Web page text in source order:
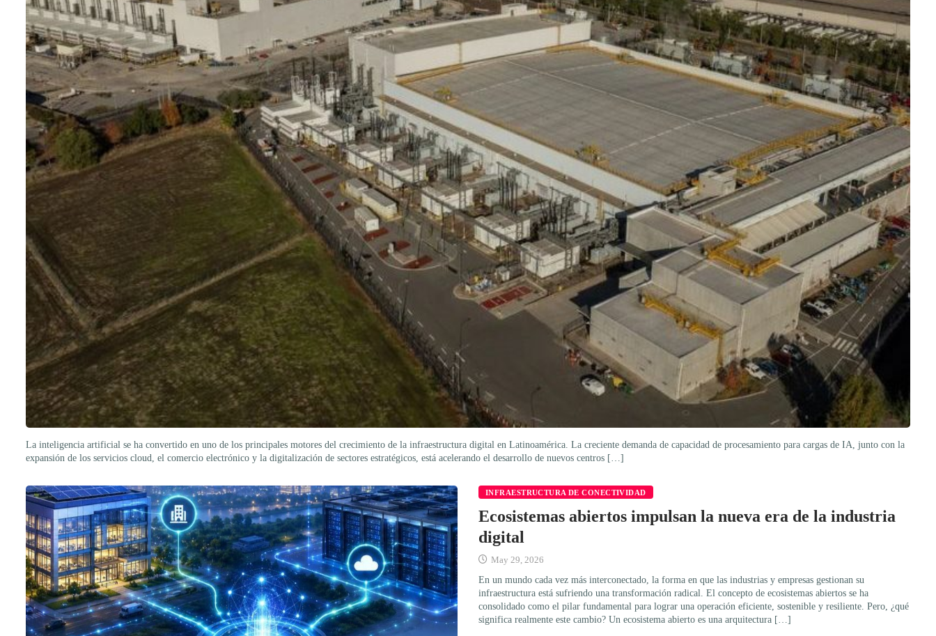
La inteligencia artificial se ha convertido en uno de los principales motores del crecimiento de la infraestructura digital en Latinoamérica. La creciente demanda de capacidad de procesamiento para cargas de IA, junto con la
expansión de los servicios cloud, el comercio electrónico y la digitalización de sectores estratégicos, está acelerando el desarrollo de nuevos centros […]
INFRAESTRUCTURA DE CONECTIVIDAD
Ecosistemas abiertos impulsan la nueva era de la industria
digital
May 29, 2026
En un mundo cada vez más interconectado, la forma en que las industrias y empresas gestionan su
infraestructura está sufriendo una transformación radical. El concepto de ecosistemas abiertos se ha
consolidado como el pilar fundamental para lograr una operación eficiente, sostenible y resiliente. Pero, ¿qué
significa realmente este cambio? Un ecosistema abierto es una arquitectura […]